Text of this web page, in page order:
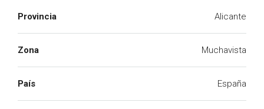
Provincia Alicante
Zona Muchavista
País España